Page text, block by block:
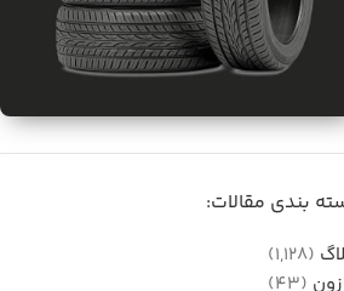
واردات قطعات خودرو از
بندی مقالات:
(1,128)
(43)